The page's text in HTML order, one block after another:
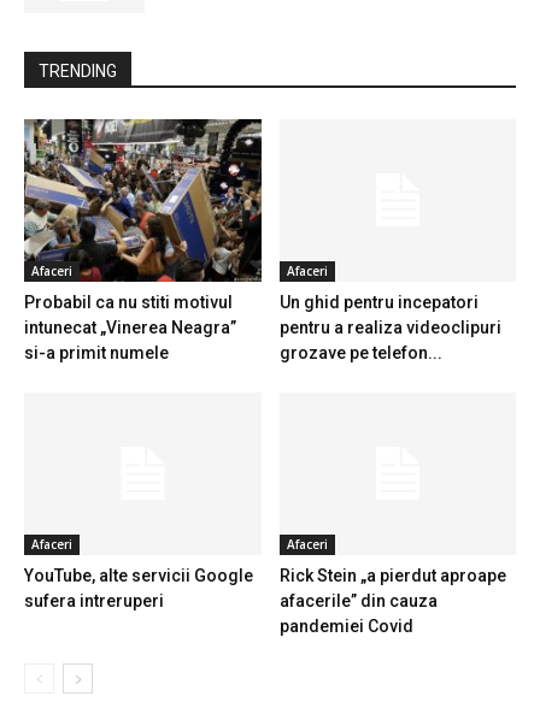
TRENDING
Afaceri
Probabil ca nu stiti motivul
intunecat „Vinerea Neagra”
si-a primit numele
Afaceri
Un ghid pentru incepatori
pentru a realiza videoclipuri
grozave pe telefon...
Afaceri
YouTube, alte servicii Google
sufera intreruperi
Afaceri
Rick Stein „a pierdut aproape
afacerile” din cauza
pandemiei Covid